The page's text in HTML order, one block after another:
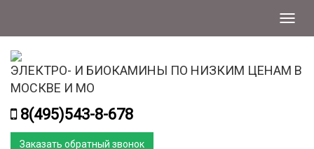
Меню
ЭЛЕКТРО- И БИОКАМИНЫ ПО НИЗКИМ ЦЕНАМ В
МОСКВЕ И МО
8(495)543-8-678
Заказать обратный звонок